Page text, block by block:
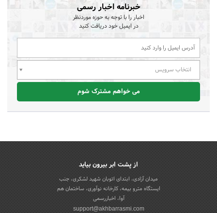
خبرنامه اخبار رسمی
اخبار را با توجه به حوزه موردنظر
در ایمیل خود دریافت کنید
انتخاب سرویس
می خواهم مشترک شوم
از پشت ابر بیرون بیاید
میدان آزادی، ابتدای اتوبان شهید لشکری، جنب
ایستگاه مترو بیمه، کارخانه نوآوری، ساختمان هم
آوا، اخباررسمی
support@akhbarrasmi.com